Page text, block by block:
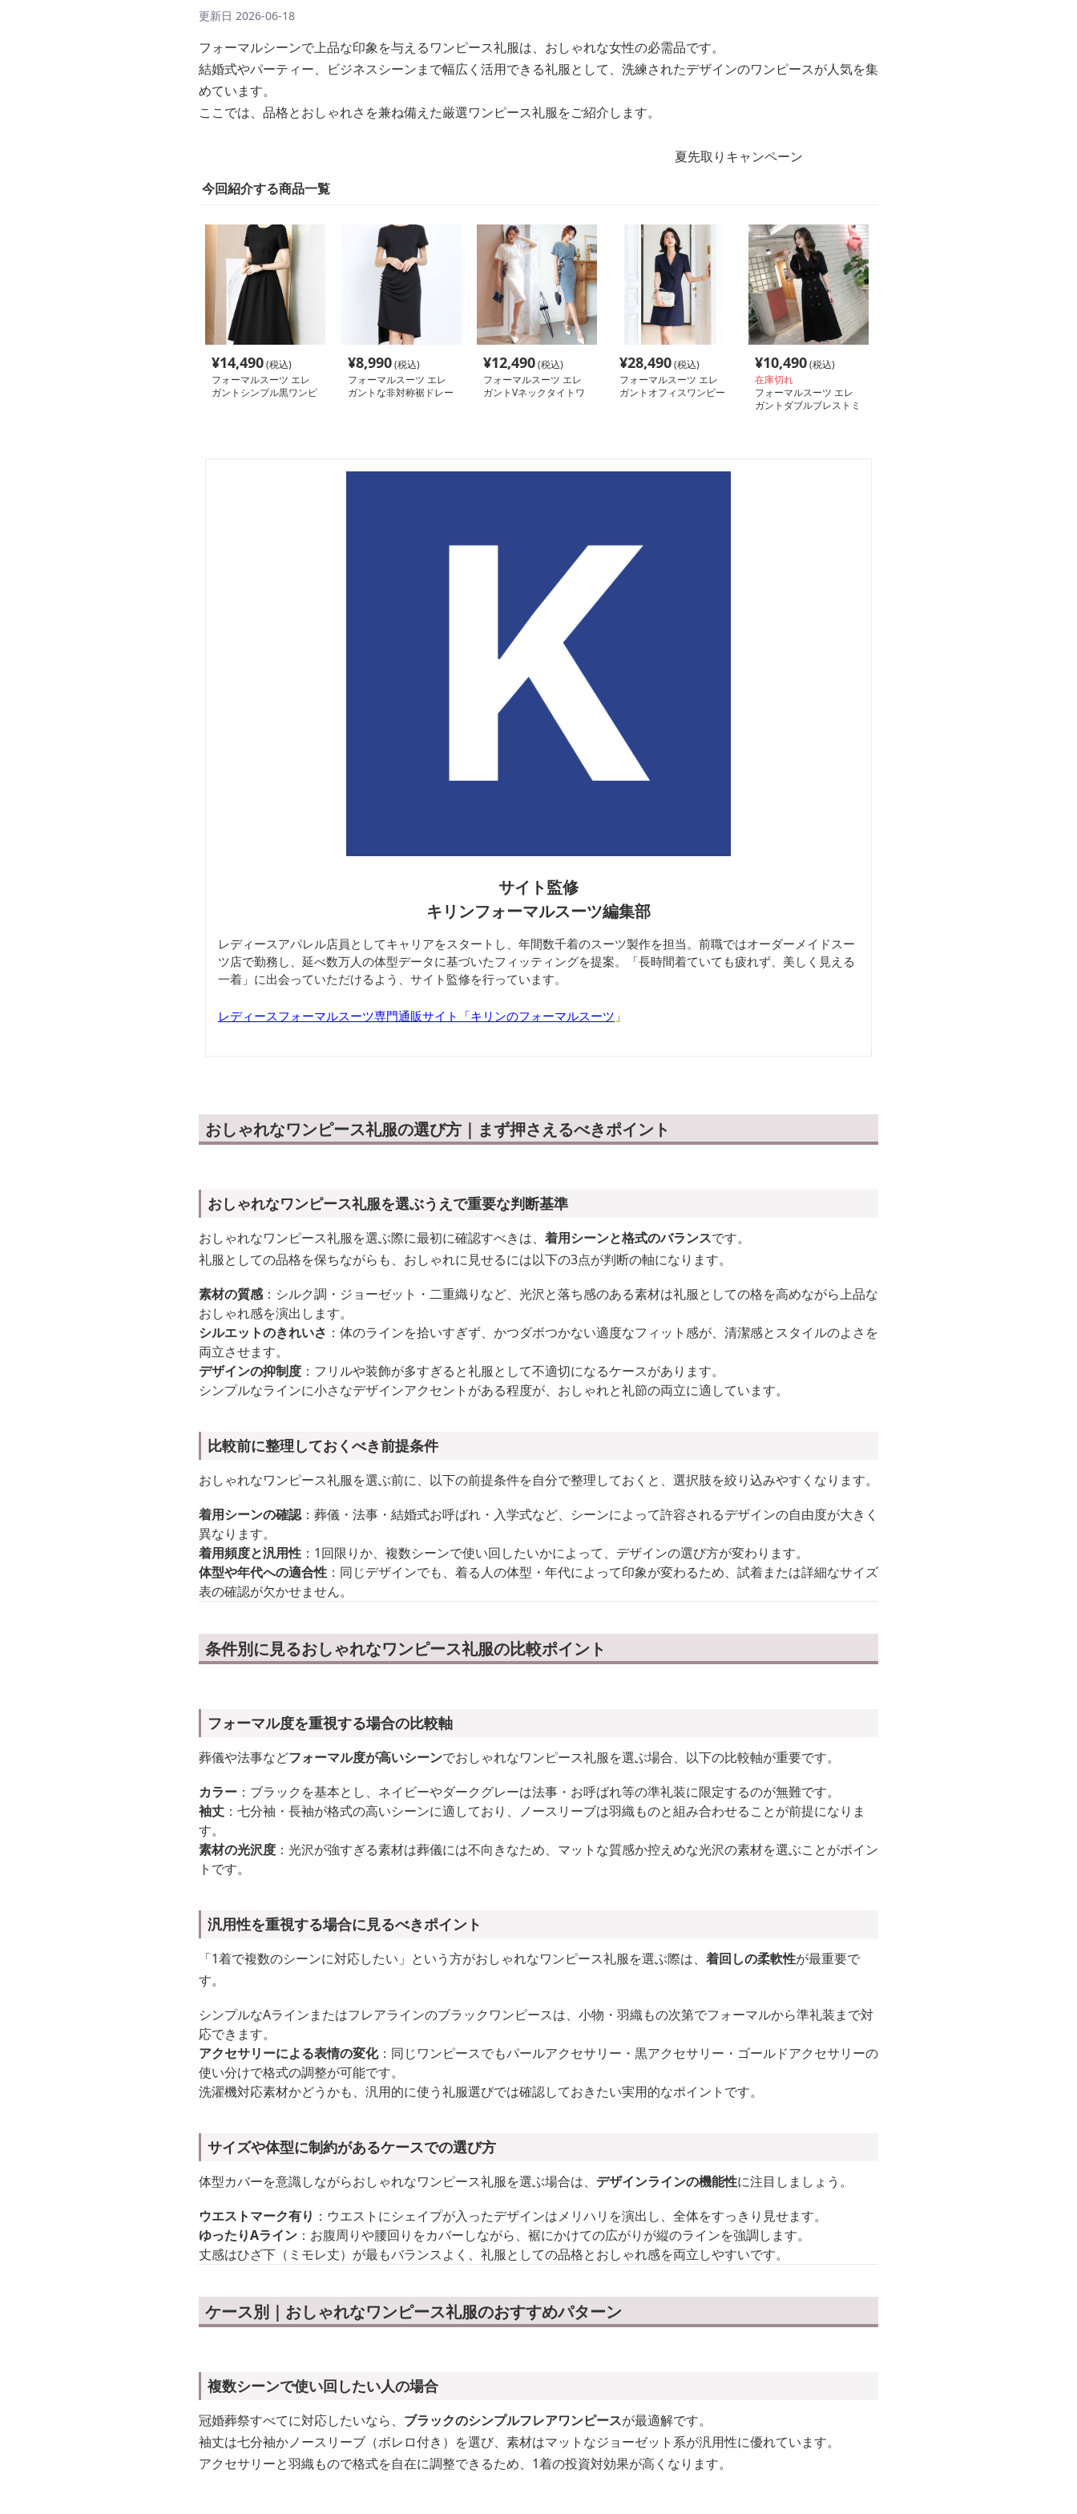
更新日 2026-06-18
フォーマルシーンで上品な印象を与えるワンピース礼服は、おしゃれな女性の必需品です。
結婚式やパーティー、ビジネスシーンまで幅広く活用できる礼服として、洗練されたデザインのワンピースが人気を集
めています。
ここでは、品格とおしゃれさを兼ね備えた厳選ワンピース礼服をご紹介します。
夏先取りキャンペーン
今回紹介する商品一覧
¥14,490(税込)
フォーマルスーツ エレ
ガントシンプル黒ワンピ
¥8,990(税込)
フォーマルスーツ エレ
ガントな非対称裾ドレー
¥12,490(税込)
フォーマルスーツ エレ
ガントVネックタイトワ
¥28,490(税込)
フォーマルスーツ エレ
ガントオフィスワンピー
¥10,490(税込)
在庫切れ
フォーマルスーツ エレ
ガントダブルブレストミ
サイト監修
キリンフォーマルスーツ編集部
レディースアパレル店員としてキャリアをスタートし、年間数千着のスーツ製作を担当。前職ではオーダーメイドスー
ツ店で勤務し、延べ数万人の体型データに基づいたフィッティングを提案。「長時間着ていても疲れず、美しく見える
一着」に出会っていただけるよう、サイト監修を行っています。
レディースフォーマルスーツ専門通販サイト「キリンのフォーマルスーツ 」
おしゃれなワンピース礼服の選び方｜まず押さえるべきポイント
おしゃれなワンピース礼服を選ぶうえで重要な判断基準
おしゃれなワンピース礼服を選ぶ際に最初に確認すべきは、 着用シーンと格式のバランスです。
礼服としての品格を保ちながらも、おしゃれに見せるには以下の3点が判断の軸になります。
素材の質感：シルク調・ジョーゼット・二重織りなど、光沢と落ち感のある素材は礼服としての格を高めながら上品な
おしゃれ感を演出します。
シルエットのきれいさ ：体のラインを拾いすぎず、かつダボつかない適度なフィット感が、清潔感とスタイルのよさを
両立させます。
デザインの抑制度 ：フリルや装飾が多すぎると礼服として不適切になるケースがあります。
シンプルなラインに小さなデザインアクセントがある程度が、おしゃれと礼節の両立に適しています。
比較前に整理しておくべき前提条件
おしゃれなワンピース礼服を選ぶ前に、以下の前提条件を自分で整理しておくと、選択肢を絞り込みやすくなります。
着用シーンの確認：葬儀・法事・結婚式お呼ばれ・入学式など、シーンによって許容されるデザインの自由度が大きく
異なります。
着用頻度と汎用性 ：1回限りか、複数シーンで使い回したいかによって、デザインの選び方が変わります。
体型や年代への適合性 ：同じデザインでも、着る人の体型・年代によって印象が変わるため、試着または詳細なサイズ
表の確認が欠かせません。
条件別に見るおしゃれなワンピース礼服の比較ポイント
フォーマル度を重視する場合の比較軸
葬儀や法事などフォーマル度が高いシーンでおしゃれなワンピース礼服を選ぶ場合、以下の比較軸が重要です。
カラー ：ブラックを基本とし、ネイビーやダークグレーは法事・お呼ばれ等の準礼装に限定するのが無難です。
袖丈 ：七分袖・長袖が格式の高いシーンに適しており、ノースリーブは羽織ものと組み合わせることが前提になりま
す。
素材の光沢度 ：光沢が強すぎる素材は葬儀には不向きなため、マットな質感か控えめな光沢の素材を選ぶことがポイン
トです。
汎用性を重視する場合に見るべきポイント
「1着で複数のシーンに対応したい」という方がおしゃれなワンピース礼服を選ぶ際は、 着回しの柔軟性が最重要で
す。
シンプルなAラインまたはフレアラインのブラックワンピースは、小物・羽織もの次第でフォーマルから準礼装まで対
応できます。
アクセサリーによる表情の変化：同じワンピースでもパールアクセサリー・黒アクセサリー・ゴールドアクセサリーの
使い分けで格式の調整が可能です。
洗濯機対応素材かどうかも、汎用的に使う礼服選びでは確認しておきたい実用的なポイントです。
サイズや体型に制約があるケースでの選び方
体型カバーを意識しながらおしゃれなワンピース礼服を選ぶ場合は、 デザインラインの機能性に注目しましょう。
ウエストマーク有り ：ウエストにシェイプが入ったデザインはメリハリを演出し、全体をすっきり見せます。
ゆったりAライン ：お腹周りや腰回りをカバーしながら、裾にかけての広がりが縦のラインを強調します。
丈感はひざ下（ミモレ丈）が最もバランスよく、礼服としての品格とおしゃれ感を両立しやすいです。
ケース別｜おしゃれなワンピース礼服のおすすめパターン
複数シーンで使い回したい人の場合
冠婚葬祭すべてに対応したいなら、 ブラックのシンプルフレアワンピースが最適解です。
袖丈は七分袖かノースリーブ（ボレロ付き）を選び、素材はマットなジョーゼット系が汎用性に優れています。
アクセサリーと羽織もので格式を自在に調整できるため、1着の投資対効果が高くなります。